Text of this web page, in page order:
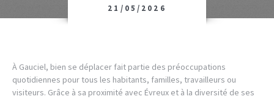
21/05/2026
À Gauciel, bien se déplacer fait partie des préoccupations
quotidiennes pour tous les habitants, familles, travailleurs ou
visiteurs. Grâce à sa proximité avec Évreux et à la diversité de ses